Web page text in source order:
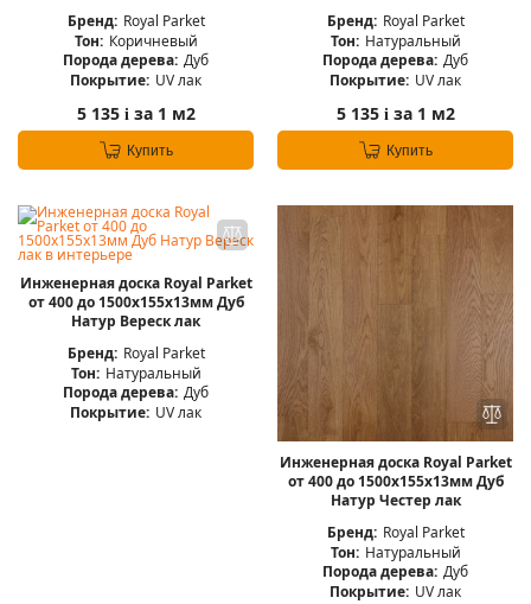
Бренд: Royal Parket
Тон: Коричневый
Порода дерева: Дуб
Покрытие: UV лак
5 135 iза 1 м2
Купить
Бренд: Royal Parket
Тон: Натуральный
Порода дерева: Дуб
Покрытие: UV лак
5 135 iза 1 м2
Купить
Инженерная доска Royal Parket
от 400 до 1500х155х13мм Дуб
Натур Вереск лак
Бренд: Royal Parket
Тон: Натуральный
Порода дерева: Дуб
Покрытие: UV лак
Инженерная доска Royal Parket
от 400 до 1500х155х13мм Дуб
Натур Честер лак
Бренд: Royal Parket
Тон: Натуральный
Порода дерева: Дуб
Покрытие: UV лак